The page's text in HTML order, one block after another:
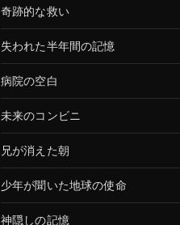
奇跡的な救い
失われた半年間の記憶
病院の空白
未来のコンビニ
兄が消えた朝
少年が聞いた地球の使命
神隠しの記憶